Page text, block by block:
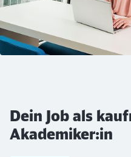
Dein Job als
Akademiker:in